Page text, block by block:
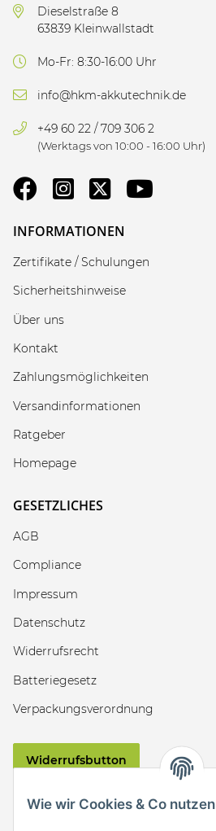
Wie wir Cookies & Co nutzen
Dieselstraße 8
63839 Kleinwallstadt
Mo-Fr: 8:30-16:00 Uhr
info@hkm-akkutechnik.de
+49 60 22 / 709 306 2
(Werktags von 10:00 - 16:00 Uhr)
INFORMATIONEN
Zertifikate / Schulungen
Sicherheitshinweise
Über uns
Kontakt
Zahlungsmöglichkeiten
Versandinformationen
Ratgeber
Homepage
GESETZLICHES
AGB
Compliance
Impressum
Datenschutz
Widerrufsrecht
Batteriegesetz
Verpackungsverordnung
Widerrufsbutton